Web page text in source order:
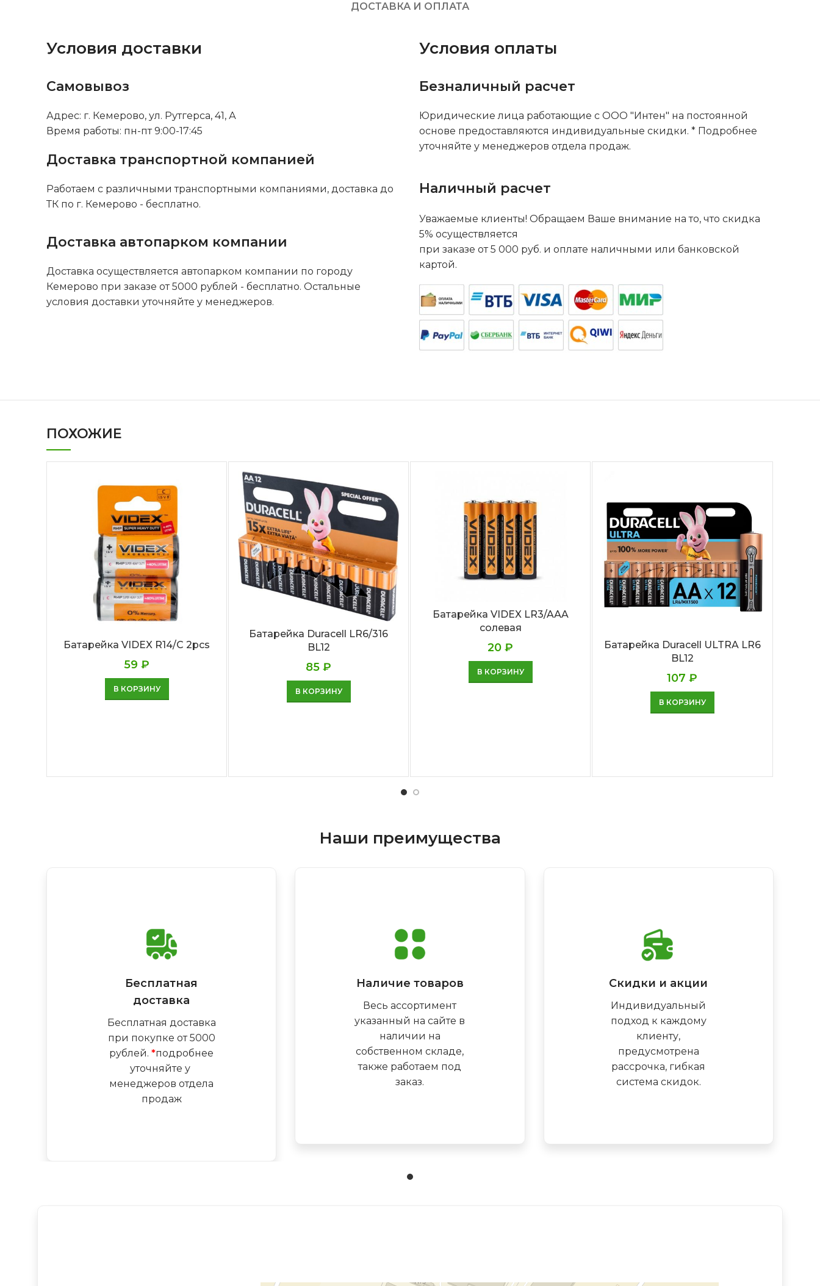
ДОСТАВКА И ОПЛАТА
Условия доставки
Самовывоз
Адрес: г. Кемерово, ул. Рутгерса, 41, А
Время работы: пн-пт 9:00-17:45
Доставка транспортной компанией
Работаем с различными транспортными компаниями, доставка до
ТК по г. Кемерово - бесплатно.
Доставка автопарком компании
Доставка осуществляется автопарком компании по городу
Кемерово при заказе от 5000 рублей - бесплатно. Остальные
условия доставки уточняйте у менеджеров.
Условия оплаты
Безналичный расчет
Юридические лица работающие с ООО "Интен" на постоянной
основе предоставляются индивидуальные скидки. * Подробнее
уточняйте у менеджеров отдела продаж.
Наличный расчет
Уважаемые клиенты! Обращаем Ваше внимание на то, что скидка
5% осуществляется
при заказе от 5 000 руб. и оплате наличными или банковской
картой.
ПОХОЖИЕ
Батарейка VIDEX R14/C 2pcs
59₽
В КОРЗИНУ
Батарейка Duracell LR6/316
BL12
85₽
В КОРЗИНУ
Батарейка VIDEX LR3/AАA
солевая
20₽
В КОРЗИНУ
Батарейка Duracell ULTRA LR6
BL12
107₽
В КОРЗИНУ
Наши преимущества
Бесплатная
доставка
Бесплатная доставка
при покупке от 5000
рублей.*подробнее
уточняйте у
менеджеров отдела
продаж
Наличие товаров
Весь ассортимент
указанный на сайте в
наличии на
собственном складе,
также работаем под
заказ.
Скидки и акции
Индивидуальный
подход к каждому
клиенту,
предусмотрена
рассрочка, гибкая
система скидок.